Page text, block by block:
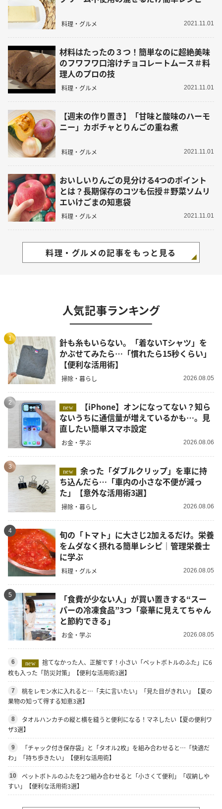
料理・グルメ 2021.11.01
材料はたったの３つ！簡単なのに超絶美味
のフワフワ口溶けチョコレートムース＃料
理人のプロの技
料理・グルメ 2021.11.01
【週末の作り置き】「甘味と酸味のハーモ
ニー」カボチャとりんごの重ね煮
料理・グルメ 2021.11.01
おいしいりんごの見分ける4つのポイント
とは？長期保存のコツも伝授＃野菜ソムリ
エいけごまの知恵袋
料理・グルメ 2021.11.01
料理・グルメの記事をもっと見る
人気記事ランキング
1
針も糸もいらない。「着ないTシャツ」を
かぶせてみたら…「慣れたら15秒くらい」
【便利な活用術】
掃除・暮らし 2026.08.05
2
new
ないうちに通信量が増えているかも…。見
直したい簡単スマホ設定
お金・学ぶ 2026.08.06
3
new
余った「ダブルクリップ」を車に持
ち込んだら…「車内の小さな不便が減っ
た」【意外な活用術3選】
掃除・暮らし 2026.08.06
4
旬の「トマト」に大さじ2加えるだけ。栄養
をムダなく摂れる簡単レシピ｜管理栄養士
に学ぶ
料理・グルメ 2026.08.05
5
「食費が少ない人」が買い置きする“スー
パーの冷凍食品”3つ「豪華に見えてちゃん
と節約できる」
お金・学ぶ 2026.08.05
6 new
捨てなかった人、正解です！小さい「ペットボトルのふた」に6
枚も入った「防災対策」【便利な活用術3選】
7
桃をレモン水に入れると…「夫に言いたい」「見た目がきれい」【夏の
果物の知って得する知恵3選】
8
タオルハンカチの縦と横を縫うと便利になる！マネしたい【夏の便利ワ
ザ3選】
9
「チャック付き保存袋」と「タオル2枚」を組み合わせると…「快適だ
わ」「持ち歩きたい」【便利な活用術】
10
ペットボトルのふたを2つ組み合わせると「小さくて便利」「収納しや
すい」【便利な活用術3選】